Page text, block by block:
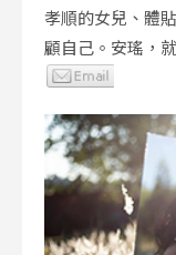
孝順的女兒、體
顧自己。安瑤，